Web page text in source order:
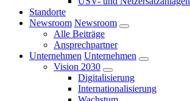
Standorte
Newsroom Newsroom
Alle Beiträge
Ansprechpartner
Unternehmen Unternehmen
Vision 2030
Digitalisierung
Internationalisierung